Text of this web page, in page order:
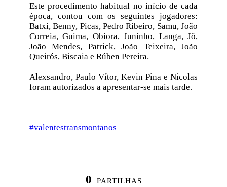
Este procedimento habitual no início de cada
época, contou com os seguintes jogadores:
Batxi, Benny, Picas, Pedro Ribeiro, Samu, João
Correia, Guima, Obiora, Juninho, Langa, Jô,
João Mendes, Patrick, João Teixeira, João
Queirós, Biscaia e Rúben Pereira.
Alexsandro, Paulo Vítor, Kevin Pina e Nicolas
foram autorizados a apresentar-se mais tarde.
#valentestransmontanos
0 PARTILHAS